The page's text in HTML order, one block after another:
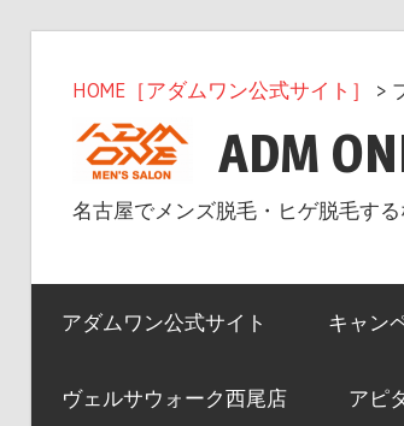
キ
HOME［アダムワン公式サイト］ >
ADM
名古屋でメンズ脱毛・ヒゲ脱毛す
アダムワン公式サイト キャン
ヴェルサウォーク西尾店 アピ